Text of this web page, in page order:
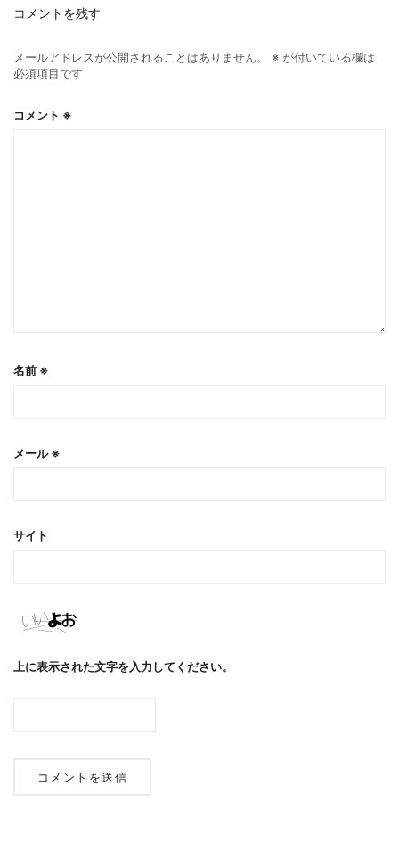
コメントを残す
メールアドレスが公開されることはありません。 ※ が付いている欄は
必須項目です
コメント ※
名前 ※
メール※
サイト
上に表示された文字を入力してください。